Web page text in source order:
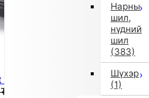
Нарны
шил,
нүдний
шил
(383)
Шүхэр
(1)
Boots (Multi Color)
₮